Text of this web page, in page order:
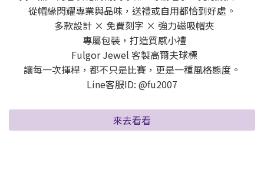
從帽緣閃耀專業與品味，送禮或自用都恰到好處。
多款設計 × 免費刻字 × 強力磁吸帽夾
專屬包裝，打造質感小禮
Fulgor Jewel 客製高爾夫球標
讓每一次揮桿，都不只是比賽，更是一種風格態度。
Line客服ID: @fu2007
來去看看